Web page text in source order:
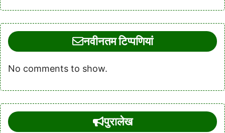
नवीनतम टिप्पणियां
No comments to show.
पुरालेख